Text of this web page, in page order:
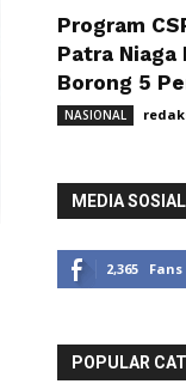
Program
Patra Niaga
Borong 5
NASIONAL
MEDIA SOSIAL
2,365 Fans
POPULAR